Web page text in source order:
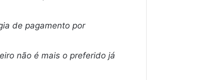
de pagamento por
não é mais o preferido já